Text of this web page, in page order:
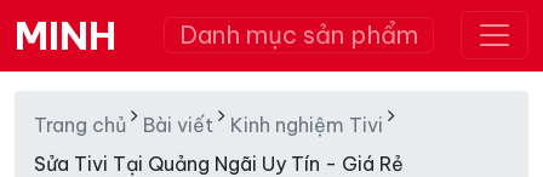
MINH Danh mục sản phẩm
Trang chủ Bài viết
Kinh nghiệm Tivi
Sửa Tivi Tại Quảng Ngãi Uy Tín - Giá Rẻ